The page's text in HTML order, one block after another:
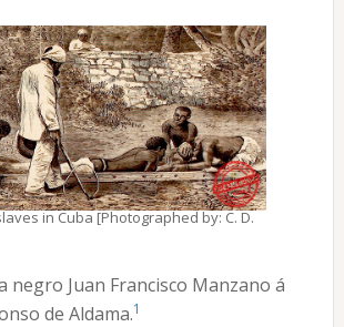
in Cuba [Photographed by: C. D.
negro Juan Francisco Manzano á
de Aldama.1